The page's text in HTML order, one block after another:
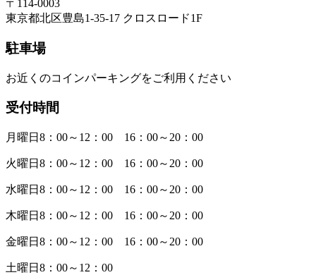
〒114-0003
東京都北区豊島1-35-17 クロスロード1F
駐車場
お近くのコインパーキングをご利用ください
受付時間
月曜日8：00～12：00 16：00～20：00
火曜日8：00～12：00 16：00～20：00
水曜日8：00～12：00 16：00～20：00
木曜日8：00～12：00 16：00～20：00
金曜日8：00～12：00 16：00～20：00
土曜日8：00～12：00